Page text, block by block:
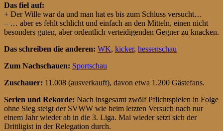
Das fiel auf:
+ Der Wille war da und man hat es bis zum Schluss versucht…
– … aber es fehlt schlicht und einfach an den Mitteln, einen nicht
besonders guten, aber ordentlich verteidigenden Gegner zu knacken.
Das schreiben die anderen: WK, kicker, hessenschau
Zum Nachschauen: Sportschau
Zuschauer: 11.008 (ausverkauft), davon etwa 1.200 Gästefans.
Serien und Rekorde: Nach insgesamt zwölf Pflichtspielen in Folge
ohne Sieg steigt der SVWW wie beim letzten Versuch nach nur
einem Jahr wieder ab in die 3. Liga. Mal wieder setzt sich der
Drittligist in der Relegation durch.